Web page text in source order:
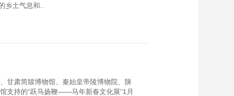
乡土气息和..
甘肃简牍博物馆、秦始皇帝陵博物院、陕
支持的“跃马扬鞭——马年新春文化展”1月